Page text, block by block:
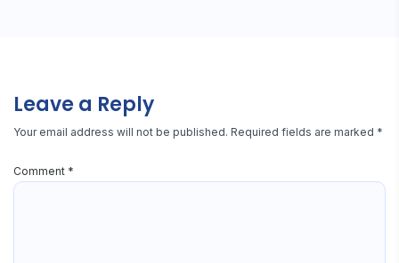
Leave a Reply
Your email address will not be published. Required fields are marked *
Comment *